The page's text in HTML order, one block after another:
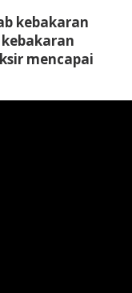
kebakaran
mencapai